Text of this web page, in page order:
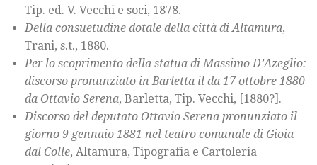
Tip. ed. V. Vecchi e soci, 1878.
Della consuetudine dotale della città di Altamura,
Trani, s.t., 1880.
Per lo scoprimento della statua di Massimo D’Azeglio:
discorso pronunziato in Barletta il da 17 ottobre 1880
da Ottavio Serena, Barletta, Tip. Vecchi, [1880?].
Discorso del deputato Ottavio Serena pronunziato il
giorno 9 gennaio 1881 nel teatro comunale di Gioia
dal Colle, Altamura, Tipografia e Cartoleria